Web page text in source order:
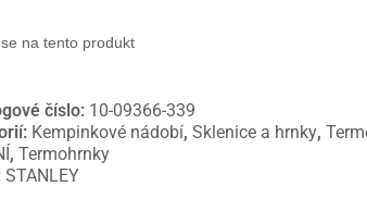
na tento produkt
číslo: 10-09366-339
Kempinkové nádobí,Sklenice a hrnky,
,Termohrnky
STANLEY